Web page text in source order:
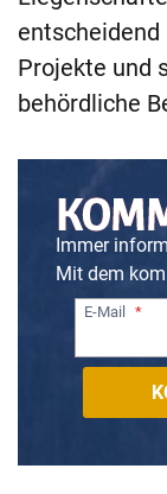
entscheidend
Projekte und
behördliche
Immer
Mit dem
E-Mail